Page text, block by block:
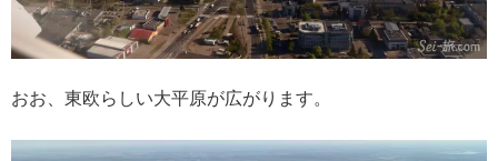
おお、東欧らしい大平原が広がります。